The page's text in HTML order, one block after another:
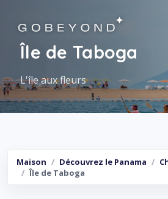
Île de Taboga
L'île aux fleurs
Maison Découvrez le Panama
Île de Taboga